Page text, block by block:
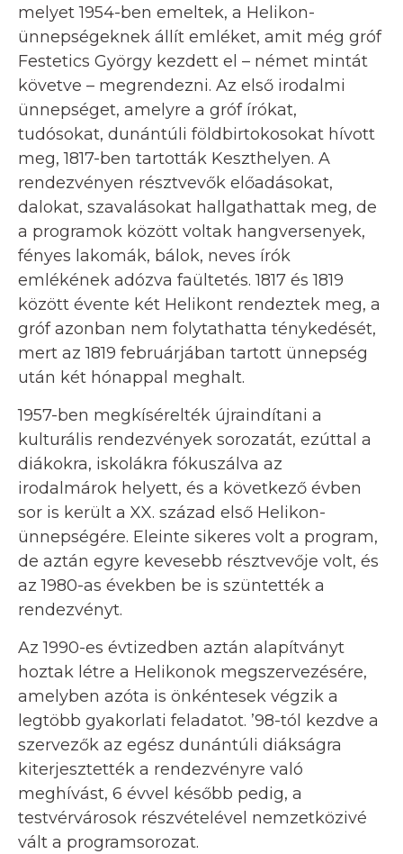
melyet 1954-ben emeltek, a Helikon-
ünnepségeknek állít emléket, amit még gróf
Festetics György kezdett el – német mintát
követve – megrendezni. Az első irodalmi
ünnepséget, amelyre a gróf írókat,
tudósokat, dunántúli földbirtokosokat hívott
meg, 1817-ben tartották Keszthelyen. A
rendezvényen résztvevők előadásokat,
dalokat, szavalásokat hallgathattak meg, de
a programok között voltak hangversenyek,
fényes lakomák, bálok, neves írók
emlékének adózva faültetés. 1817 és 1819
között évente két Helikont rendeztek meg, a
gróf azonban nem folytathatta ténykedését,
mert az 1819 februárjában tartott ünnepség
után két hónappal meghalt.
1957-ben megkísérelték újraindítani a
kulturális rendezvények sorozatát, ezúttal a
diákokra, iskolákra fókuszálva az
irodalmárok helyett, és a következő évben
sor is került a XX. század első Helikon-
ünnepségére. Eleinte sikeres volt a program,
de aztán egyre kevesebb résztvevője volt, és
az 1980-as években be is szüntették a
rendezvényt.
Az 1990-es évtizedben aztán alapítványt
hoztak létre a Helikonok megszervezésére,
amelyben azóta is önkéntesek végzik a
legtöbb gyakorlati feladatot. ’98-tól kezdve a
szervezők az egész dunántúli diákságra
kiterjesztették a rendezvényre való
meghívást, 6 évvel később pedig, a
testvérvárosok részvételével nemzetközivé
vált a programsorozat.